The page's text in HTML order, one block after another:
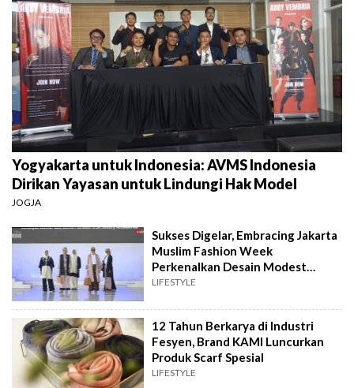
Yogyakarta untuk Indonesia: AVMS Indonesia
Dirikan Yayasan untuk Lindungi Hak Model
JOGJA
Sukses Digelar, Embracing Jakarta
Muslim Fashion Week
Perkenalkan Desain Modest
Fashion
LIFESTYLE
12 Tahun Berkarya di Industri
Fesyen, Brand KAMI Luncurkan
Produk Scarf Spesial
LIFESTYLE